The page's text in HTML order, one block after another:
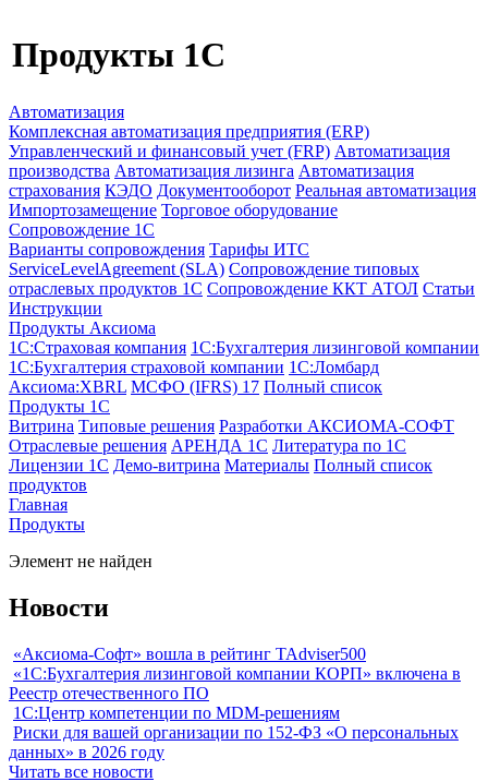
Продукты 1C
Автоматизация
Комплексная автоматизация предприятия (ERP)
Управленческий и финансовый учет (FRP) Автоматизация
производства Автоматизация лизинга Автоматизация
страхования КЭДО Документооборот Реальная автоматизация
Импортозамещение Торговое оборудование
Сопровождение 1С
Варианты сопровождения Тарифы ИТС
ServiceLevelAgreement (SLA) Сопровождение типовых
отраслевых продуктов 1С Сопровождение ККТ АТОЛ Статьи
Инструкции
Продукты Аксиома
1С:Страховая компания 1С:Бухгалтерия лизинговой компании
1С:Бухгалтерия страховой компании 1С:Ломбард
Аксиома:XBRL МСФО (IFRS) 17 Полный список
Продукты 1С
Витрина Типовые решения Разработки АКСИОМА-СОФТ
Отраслевые решения АРЕНДА 1С Литература по 1С
Лицензии 1C Демо-витрина Материалы Полный список
продуктов
Главная
Продукты
Элемент не найден
Новости
«Аксиома-Софт» вошла в рейтинг TAdviser500
«1С:Бухгалтерия лизинговой компании КОРП» включена в
Реестр отечественного ПО
1С:Центр компетенции по MDM-решениям
Риски для вашей организации по 152-ФЗ «О персональных
данных» в 2026 году
Читать все новости